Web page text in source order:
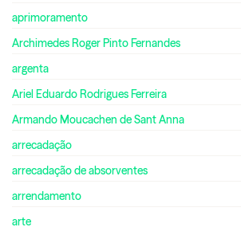
aprimoramento
Archimedes Roger Pinto Fernandes
argenta
Ariel Eduardo Rodrigues Ferreira
Armando Moucachen de Sant Anna
arrecadação
arrecadação de absorventes
arrendamento
arte